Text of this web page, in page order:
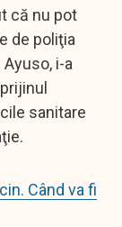
că nu pot
de poliţia
i-a
sanitare
Când va fi